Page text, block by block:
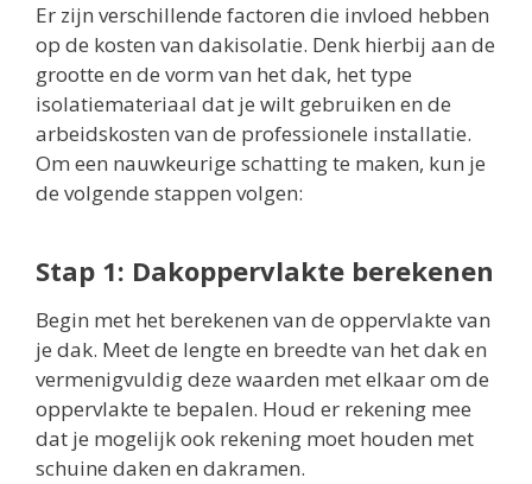
Er zijn verschillende factoren die invloed hebben
op de kosten van dakisolatie. Denk hierbij aan de
grootte en de vorm van het dak, het type
isolatiemateriaal dat je wilt gebruiken en de
arbeidskosten van de professionele installatie.
Om een nauwkeurige schatting te maken, kun je
de volgende stappen volgen:
Stap 1: Dakoppervlakte berekenen
Begin met het berekenen van de oppervlakte van
je dak. Meet de lengte en breedte van het dak en
vermenigvuldig deze waarden met elkaar om de
oppervlakte te bepalen. Houd er rekening mee
dat je mogelijk ook rekening moet houden met
schuine daken en dakramen.